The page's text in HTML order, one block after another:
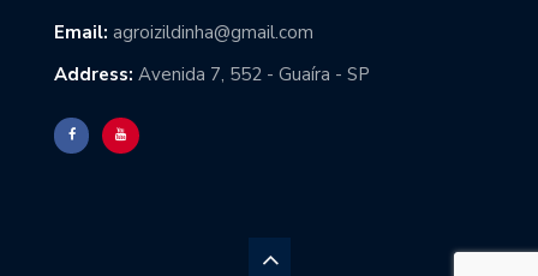
Email: agroizildinha@gmail.com
Address: Avenida 7, 552 - Guaíra - SP